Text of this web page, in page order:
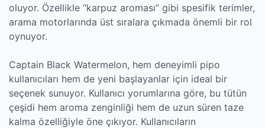
oluyor. Özellikle “karpuz aroması” gibi spesifik terimler,
arama motorlarında üst sıralara çıkmada önemli bir rol
oynuyor.
Captain Black Watermelon, hem deneyimli pipo
kullanıcıları hem de yeni başlayanlar için ideal bir
seçenek sunuyor. Kullanıcı yorumlarına göre, bu tütün
çeşidi hem aroma zenginliği hem de uzun süren taze
kalma özelliğiyle öne çıkıyor. Kullanıcıların